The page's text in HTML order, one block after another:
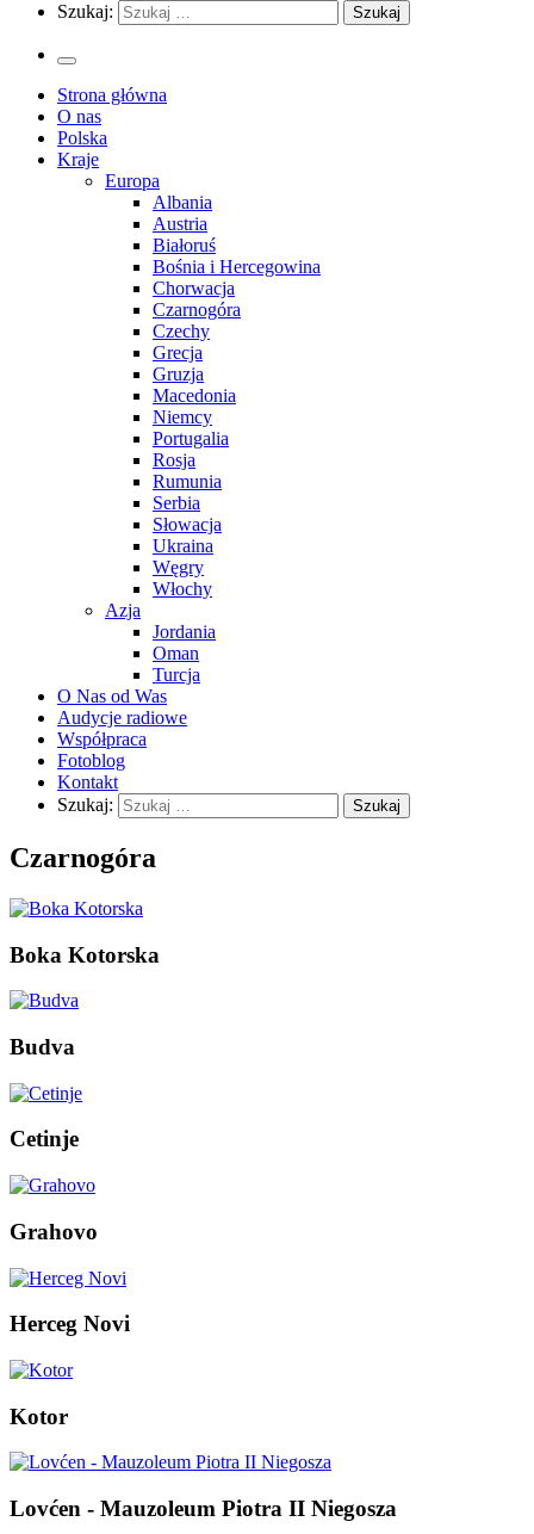
Szukaj:
Strona główna
O nas
Polska
Kraje
Europa
Albania
Austria
Białoruś
Bośnia i Hercegowina
Chorwacja
Czarnogóra
Czechy
Grecja
Gruzja
Macedonia
Niemcy
Portugalia
Rosja
Rumunia
Serbia
Słowacja
Ukraina
Węgry
Włochy
Azja
Jordania
Oman
Turcja
O Nas od Was
Audycje radiowe
Współpraca
Fotoblog
Kontakt
Szukaj:
Czarnogóra
Boka Kotorska
Budva
Cetinje
Grahovo
Herceg Novi
Kotor
Lovćen - Mauzoleum Piotra II Niegosza